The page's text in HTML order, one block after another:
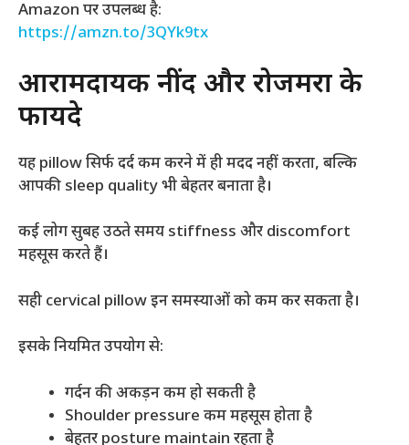
Amazon पर उपलब्ध है:
https://amzn.to/3QYk9tx
आरामदायक नींद और रोजमर्रा के
फायदे
यह pillow सिर्फ दर्द कम करने में ही मदद नहीं करता, बल्कि
आपकी sleep quality भी बेहतर बनाता है।
कई लोग सुबह उठते समय stiffness और discomfort
महसूस करते हैं।
सही cervical pillow इन समस्याओं को कम कर सकता है।
इसके नियमित उपयोग से:
गर्दन की अकड़न कम हो सकती है
Shoulder pressure कम महसूस होता है
बेहतर posture maintain रहता है